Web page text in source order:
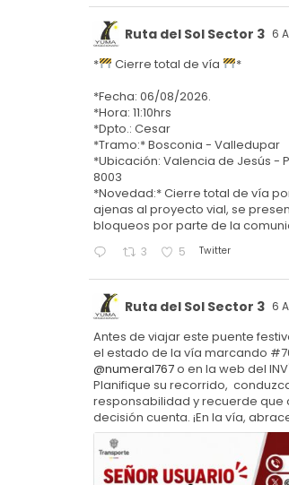
Ruta del Sol Sector 3 6
* Cierre total de vía
*
*Fecha: 06/08/2026.
*Hora: 11:10hrs
*Dpto.: Cesar
*Tramo:* Bosconia - Valledupar
*Ubicación: Valencia de Jesús -
8003
*Novedad:* Cierre total de vía
ajenas al proyecto vial, se
bloqueos por parte de la
3 5 Twitter
Ruta del Sol Sector 3 6
Antes de viajar este puente
el estado de la vía marcando
@numeral767o en la web del
Planifique su recorrido,
responsabilidad y recuerde que
decisión cuenta. ¡En la vía,